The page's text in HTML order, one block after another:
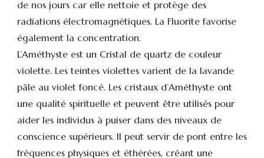
de nos jours car elle nettoie et protège des
radiations électromagnétiques. La Fluorite favorise
également la concentration.
L’Améthyste est un Cristal de quartz de couleur
violette. Les teintes violettes varient de la lavande
pâle au violet foncé. Les cristaux d’Améthyste ont
une qualité spirituelle et peuvent être utilisés pour
aider les individus à puiser dans des niveaux de
conscience supérieurs. Il peut servir de pont entre les
fréquences physiques et éthérées, créant une